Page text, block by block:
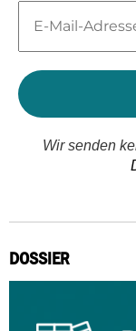
Mail-
*
Wir senden
DOSSIER